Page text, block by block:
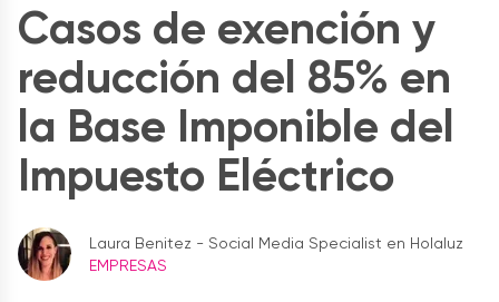
Casos de exención y
reducción del 85% en
la Base Imponible del
Impuesto Eléctrico
Laura Benitez - Social Media Specialist en Holaluz
EMPRESAS